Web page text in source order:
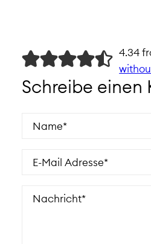
4.34
Schreibe einen